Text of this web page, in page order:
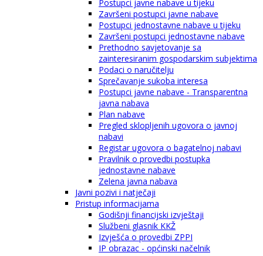
Postupci javne nabave u tijeku
Završeni postupci javne nabave
Postupci jednostavne nabave u tijeku
Završeni postupci jednostavne nabave
Prethodno savjetovanje sa
zainteresiranim gospodarskim subjektima
Podaci o naručitelju
Sprečavanje sukoba interesa
Postupci javne nabave - Transparentna
javna nabava
Plan nabave
Pregled sklopljenih ugovora o javnoj
nabavi
Registar ugovora o bagatelnoj nabavi
Pravilnik o provedbi postupka
jednostavne nabave
Zelena javna nabava
Javni pozivi i natječaji
Pristup informacijama
Godišnji financijski izvještaji
Službeni glasnik KKŽ
Izvješća o provedbi ZPPI
IP obrazac - općinski načelnik